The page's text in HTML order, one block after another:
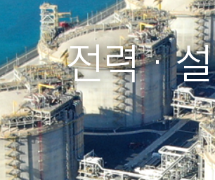
U
N
D
A
:
E
G
전력 ·